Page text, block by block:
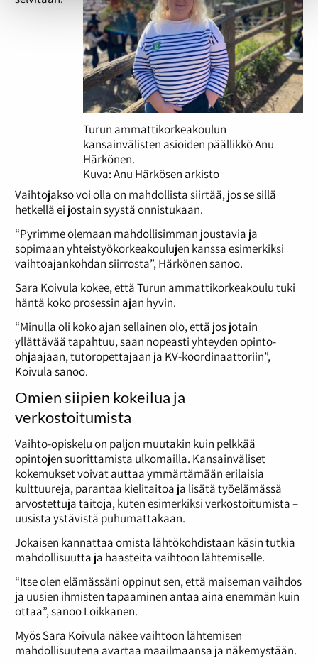
Turun ammattikorkeakoulun
kansainvälisten asioiden päällikkö Anu
Härkönen.
Kuva: Anu Härkösen arkisto
Vaihtojakso voi olla on mahdollista siirtää, jos se sillä
hetkellä ei jostain syystä onnistukaan.
“Pyrimme olemaan mahdollisimman joustavia ja
sopimaan yhteistyökorkeakoulujen kanssa esimerkiksi
vaihtoajankohdan siirrosta”, Härkönen sanoo.
Sara Koivula kokee, että Turun ammattikorkeakoulu tuki
häntä koko prosessin ajan hyvin.
“Minulla oli koko ajan sellainen olo, että jos jotain
yllättävää tapahtuu, saan nopeasti yhteyden opinto-
ohjaajaan, tutoropettajaan ja KV-koordinaattoriin”,
Koivula sanoo.
Omien siipien kokeilua ja
verkostoitumista
Vaihto-opiskelu on paljon muutakin kuin pelkkää
opintojen suorittamista ulkomailla. Kansainväliset
kokemukset voivat auttaa ymmärtämään erilaisia
kulttuureja, parantaa kielitaitoa ja lisätä työelämässä
arvostettuja taitoja, kuten esimerkiksi verkostoitumista –
uusista ystävistä puhumattakaan.
Jokaisen kannattaa omista lähtökohdistaan käsin tutkia
mahdollisuutta ja haasteita vaihtoon lähtemiselle.
“Itse olen elämässäni oppinut sen, että maiseman vaihdos
ja uusien ihmisten tapaaminen antaa aina enemmän kuin
ottaa”, sanoo Loikkanen.
Myös Sara Koivula näkee vaihtoon lähtemisen
mahdollisuutena avartaa maailmaansa ja näkemystään.